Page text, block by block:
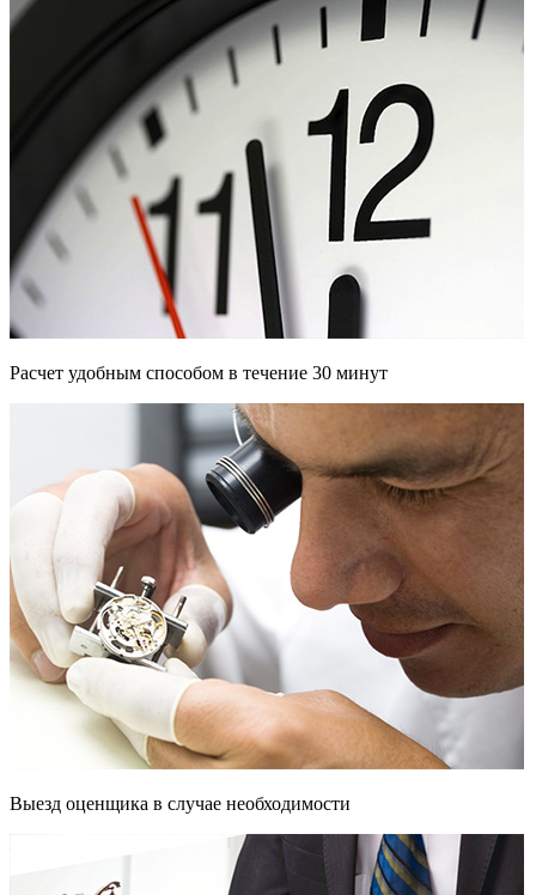
Расчет удобным способом в течение 30 минут
Выезд оценщика в случае необходимости